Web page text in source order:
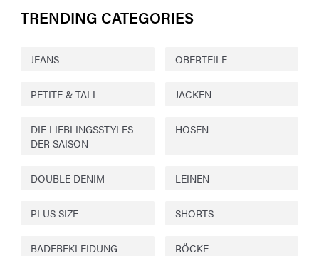
TRENDING CATEGORIES
JEANS OBERTEILE
PETITE & TALL JACKEN
DIE LIEBLINGSSTYLES
DER SAISON
HOSEN
DOUBLE DENIM LEINEN
PLUS SIZE SHORTS
BADEBEKLEIDUNG RÖCKE